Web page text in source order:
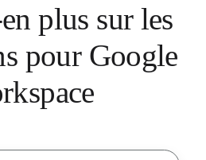
plus sur les
pour Google